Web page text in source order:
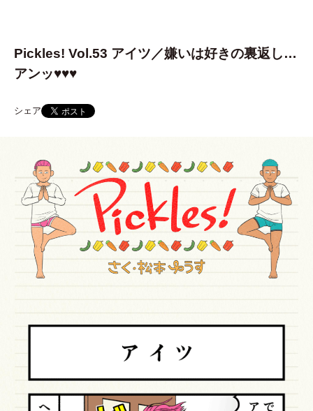
Pickles! Vol.53 アイツ／嫌いは好きの裏返し…
アンッ♥♥♥
シェア